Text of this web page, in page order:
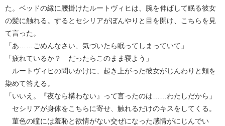
た。ベッドの縁に腰掛けたルートヴィヒは、腕を伸ばして眠る彼女
の髪に触れる。するとセシリアがぼんやりと目を開け、こちらを見
て言った。
「あ……ごめんなさい、気づいたら眠ってしまっていて」
「疲れているか？ だったらこのまま寝よう」
ルートヴィヒの問いかけに、起き上がった彼女がじんわりと頬を
染めて答える。
「いいえ。『夜なら構わない』って言ったのは……わたしだから」
セシリアが身体をこちらに寄せ、触れるだけのキスをしてくる。
菫色の瞳には羞恥と欲情がない交ぜになった感情がにじんでい